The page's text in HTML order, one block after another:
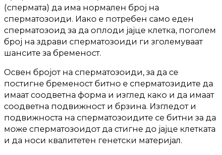
(спермата) да има нормален број на
сперматозоиди. Иако е потребен само еден
сперматозоид за да оплоди јајце клетка, поголем
број на здрави сперматозоиди ги зголемуваат
шансите за бременост.
Освен бројот на сперматозоиди, за да се
постигне бременост битно е сперматозидите да
имаат соодветна форма и изглед како и да имаат
соодветна подвижност и брзина. Изгледот и
подвижноста на сперматозоидите се битни за да
може сперматозоидот да стигне до јајце клетката
и да носи квалитетен генетски материјал.